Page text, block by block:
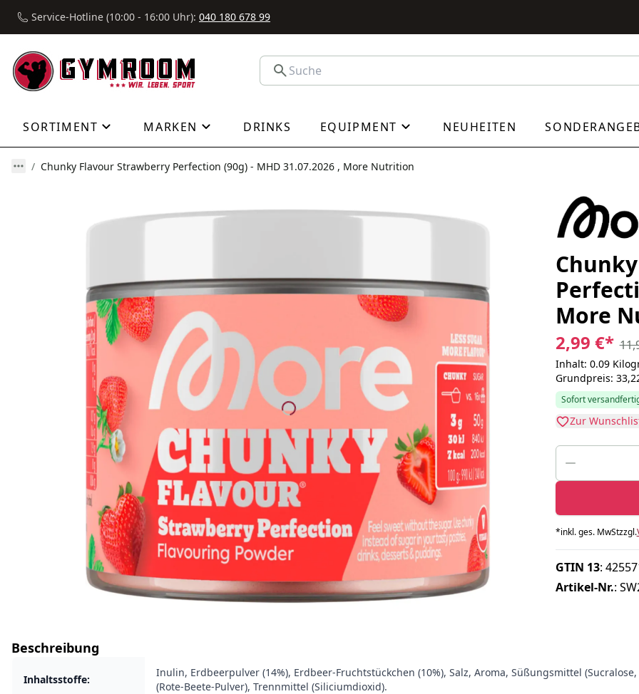
Service-Hotline (10:00 - 16:00 Uhr): 040 180 678 99
SORTIMENT MARKEN DRINKS EQUIPMENT NEUHEITEN
Chunky Flavour Strawberry Perfection (90g) - MHD 31.07.2026 , More Nutrition
More
2,99 €*
Inhalt: 0.09
Grundpreis:
Sofort
Zur
*inkl. ges. MwStzzgl.
GTIN 13:
Artikel-Nr.:
Beschreibung
Inhaltsstoffe:
Inulin, Erdbeerpulver (14%), Erdbeer-Fruchtstückchen (10%), Salz, Aroma, Süßungsmittel
(Rote-Beete-Pulver), Trennmittel (Siliciumdioxid).